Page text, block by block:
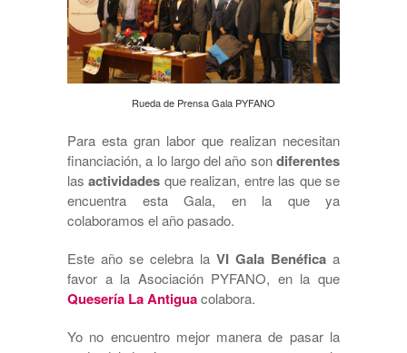
Rueda de Prensa Gala PYFANO
Para esta gran labor que realizan necesitan
financiación, a lo largo del año sondiferentes
lasactividades que realizan, entre las que se
encuentra esta Gala, en la que ya
colaboramos el año pasado.
Este año se celebra la VI Gala Benéfica a
favor a la Asociación PYFANO, en la que
Quesería La Antiguacolabora.
Yo no encuentro mejor manera de pasar la